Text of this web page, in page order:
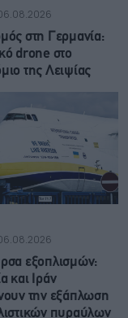
στη Γερμανία:
drone στο
της Λειψίας
εξοπλισμών:
και Ιράν
την εξάπλωση
πυραύλων